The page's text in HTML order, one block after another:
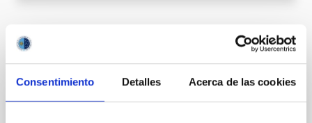
Consentimiento Detalles Acerca de las cookies
Otros convenios relacionados